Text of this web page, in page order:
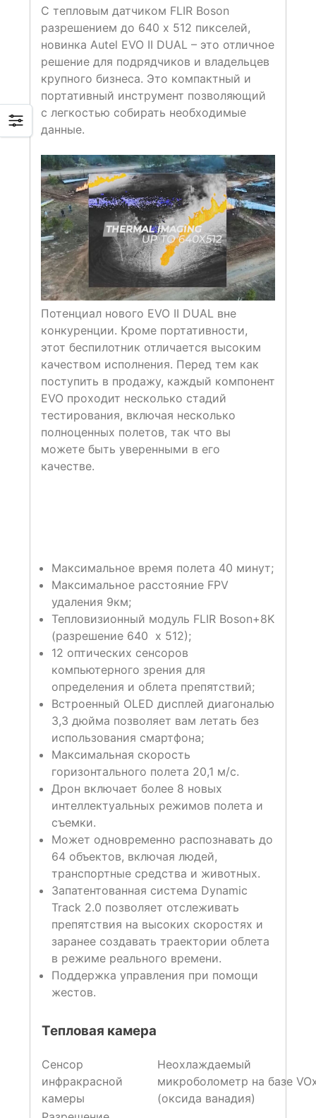
С тепловым датчиком FLIR Boson
разрешением до 640 x 512 пикселей,
новинка Autel EVO II DUAL – это отличное
решение для подрядчиков и владельцев
крупного бизнеса. Это компактный и
портативный инструмент позволяющий
с легкостью собирать необходимые
данные.
Потенциал нового EVO II DUAL вне
конкуренции. Кроме портативности,
этот беспилотник отличается высоким
качеством исполнения. Перед тем как
поступить в продажу, каждый компонент
EVO проходит несколько стадий
тестирования, включая несколько
полноценных полетов, так что вы
можете быть уверенными в его
качестве.
Максимальное время полета 40 минут;
Максимальное расстояние FPV
удаления 9км;
Тепловизионный модуль FLIR Boson+8K
(разрешение 640 x 512);
12 оптических сенсоров
компьютерного зрения для
определения и облета препятствий;
Встроенный OLED дисплей диагональю
3,3 дюйма позволяет вам летать без
использования смартфона;
Максимальная скорость
горизонтального полета 20,1 м/с.
Дрон включает более 8 новых
интеллектуальных режимов полета и
съемки.
Может одновременно распознавать до
64 объектов, включая людей,
транспортные средства и животных.
Запатентованная система Dynamic
Track 2.0 позволяет отслеживать
препятствия на высоких скоростях и
заранее создавать траектории облета
в режиме реального времени.
Поддержка управления при помощи
жестов.
Тепловая камера
Сенсор
инфракрасной
камеры
Неохлаждаемый
микроболометр на базе
(оксида ванадия)